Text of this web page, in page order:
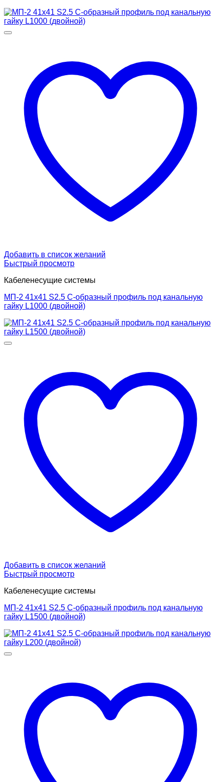
Добавить в список желаний
Быстрый просмотр
Кабеленесущие системы
МП-2 41х41 S2.5 С-образный профиль под канальную
гайку L1000 (двойной)
Добавить в список желаний
Быстрый просмотр
Кабеленесущие системы
МП-2 41х41 S2.5 С-образный профиль под канальную
гайку L1500 (двойной)